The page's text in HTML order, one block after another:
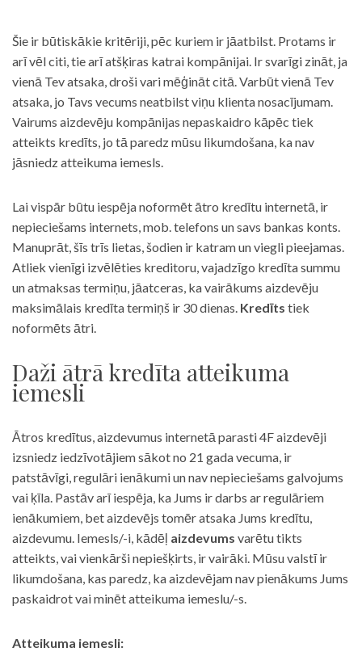
Šie ir būtiskākie kritēriji, pēc kuriem ir jāatbilst. Protams ir
arī vēl citi, tie arī atšķiras katrai kompānijai. Ir svarīgi zināt, ja
vienā Tev atsaka, droši vari mēģināt citā. Varbūt vienā Tev
atsaka, jo Tavs vecums neatbilst viņu klienta nosacījumam.
Vairums aizdevēju kompānijas nepaskaidro kāpēc tiek
atteikts kredīts, jo tā paredz mūsu likumdošana, ka nav
jāsniedz atteikuma iemesls.
Lai vispār būtu iespēja noformēt ātro kredītu internetā, ir
nepieciešams internets, mob. telefons un savs bankas konts.
Manuprāt, šīs trīs lietas, šodien ir katram un viegli pieejamas.
Atliek vienīgi izvēlēties kreditoru, vajadzīgo kredīta summu
un atmaksas termiņu, jāatceras, ka vairākums aizdevēju
maksimālais kredīta termiņš ir 30 dienas. Kredīts tiek
noformēts ātri.
Daži ātrā kredīta atteikuma
iemesli
Ātros kredītus, aizdevumus internetā parasti 4F aizdevēji
izsniedz iedzīvotājiem sākot no 21 gada vecuma, ir
patstāvīgi, regulāri ienākumi un nav nepieciešams galvojums
vai ķīla. Pastāv arī iespēja, ka Jums ir darbs ar regulāriem
ienākumiem, bet aizdevējs tomēr atsaka Jums kredītu,
aizdevumu. Iemesls/-i, kādēļ aizdevums varētu tikts
atteikts, vai vienkārši nepiešķirts, ir vairāki. Mūsu valstī ir
likumdošana, kas paredz, ka aizdevējam nav pienākums Jums
paskaidrot vai minēt atteikuma iemeslu/-s.
Atteikuma iemesli: